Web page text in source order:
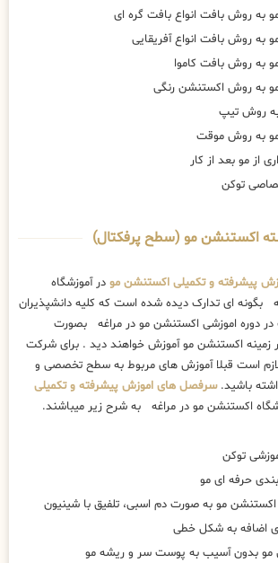
به روش بافت انواع بافت گره ای
به روش بافت انواع آفریقایی
به روش بافت کاموا
به روش اکستنشن رنگی
روش تیپ
به روش موقت
از مو بعد از کار
توکن
اکستنشن مو (سطح پرفکتال)
پیشرفته و تکمیلی اکستنشن مو در آموزشگاه
بگونه ای تدارک دیده شده است که کلیه دانشپذیران
در دوره اموزشی اکستنشن مو در مراغه بصورت
زمینه اکستنشن مو آموزش خواهند دید . برای شرکت
لازم است قبلا آموزش های مربوط به سطح تخصصی و
باشید.سرفصل های اموزش پیشرفته و تکمیلی
اکستنشن مو در مراغه به شرح زیر میباشند.
توکن
حرفه ای مو
مو به صورت دم اسبی، تلفیق با شینیون
اضافه به شکل خطی
مو بدون آسیب به پوست سر و ریشه مو